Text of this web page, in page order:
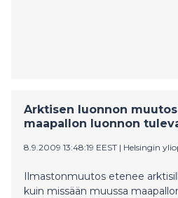
Arktisen luonnon
maapallon luonnon
8.9.2009 13:48:19 EEST | Helsingin
Ilmastonmuutos etenee
kuin missään muussa